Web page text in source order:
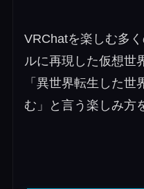
VRChatを楽しむ多
ルに再現した仮想世
「異世界転生した
む」と言う楽しみ方